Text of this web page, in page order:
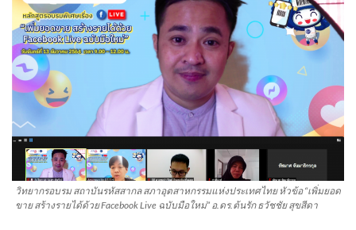
วิทยากรอบรม สถาบันรหัสสากล สภาอุตสาหกรรมแห่งประเทศไทย หัวข้อ “เพิ่มยอด
ขาย สร้างรายได้ด้วย Facebook Live ฉบับมือใหม่” อ.ดร.ต้นรัก ธวัชชัย สุขสีดา